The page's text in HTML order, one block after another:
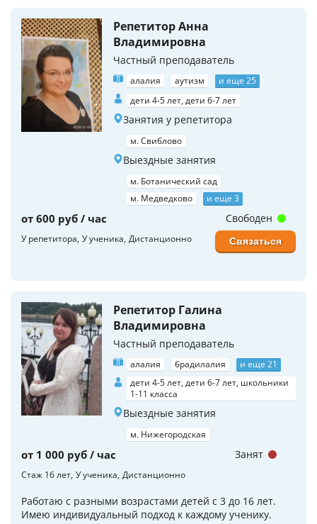
Репетитор Анна
Владимировна
Частный преподаватель
алалия аутизм
и еще 25
дети 4-5 лет, дети 6-7 лет
Занятия у репетитора
м. Свиблово
Выездные занятия
м. Ботанический сад
м. Медведково
и еще 3
от 600 руб / час
У репетитора У ученика Дистанционно
Свободен
Связаться
Репетитор Галина
Владимировна
Частный преподаватель
алалия брадилалия
и еще 21
дети 4-5 лет, дети 6-7 лет, школьники
1-11 класса
Выездные занятия
м. Нижегородская
от 1 000 руб / час
Стаж 16 лет У ученика Дистанционно
Работаю с разными возрастами детей с 3 до 16 лет.
Имею индивидуальный подход к каждому ученику.
Занят